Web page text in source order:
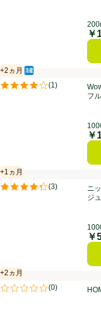
価
￥
Wow-Food コールドプレ
+2ヵ月
賞味・消費期限保証：2
冷蔵食品
(1 )
評価は1件のレビューで5
フ
価
￥
ニップン Gentire グアバ
+1ヵ月
賞味・消費期限保証：1
(3)
評価は3件のレビューで5
ニ
ジ
価
￥
HOMER ダージリン紅茶
+2ヵ月
賞味・消費期限保証：2
(0)
評価は0件のレビューで5